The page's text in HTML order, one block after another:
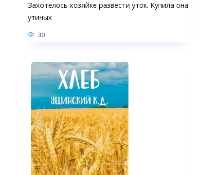
Захотелось хозяйке развести уток. Купила она
утиных
30